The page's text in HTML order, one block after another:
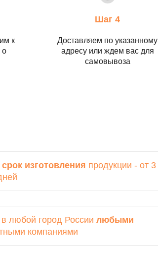
к
о
Шаг 4
Доставляем по указанному
адресу или ждем вас для
самовывоза
изготовления продукции - от 3
в любой город России любыми
компаниями